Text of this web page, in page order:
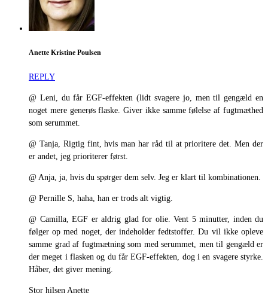
Anette Kristine Poulsen
REPLY
@ Leni, du får EGF-effekten (lidt svagere jo, men til gengæld en
noget mere generøs flaske. Giver ikke samme følelse af fugtmæthed
som serummet.
@ Tanja, Rigtig fint, hvis man har råd til at prioritere det. Men der
er andet, jeg prioriterer først.
@ Anja, ja, hvis du spørger dem selv. Jeg er klart til kombinationen.
@ Pernille S, haha, han er trods alt vigtig.
@ Camilla, EGF er aldrig glad for olie. Vent 5 minutter, inden du
følger op med noget, der indeholder fedtstoffer. Du vil ikke opleve
samme grad af fugtmætning som med serummet, men til gengæld er
der meget i flasken og du får EGF-effekten, dog i en svagere styrke.
Håber, det giver mening.
Stor hilsen Anette